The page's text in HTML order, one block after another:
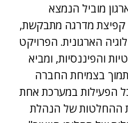
מוביל הנמצא
מדרגה מתבקשת,
הארגונית. הפרויקט
והפיננסיות, ומביא
בצמיחת החברה
הפעילות במערכת אחת
ההחלטות של הנהלת